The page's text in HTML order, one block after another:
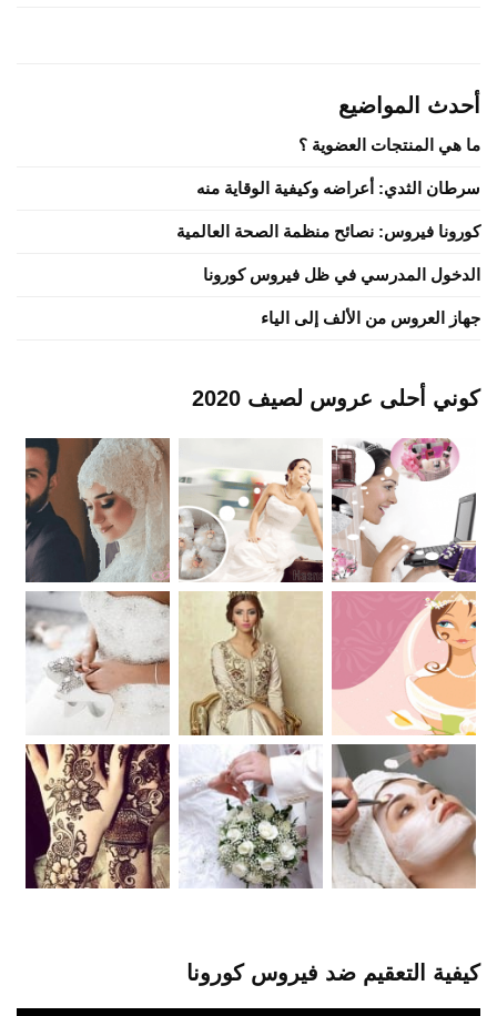
أحدث المواضيع
ما هي المنتجات العضوية ؟
سرطان الثدي: أعراضه وكيفية الوقاية منه
كورونا فيروس: نصائح منظمة الصحة العالمية
الدخول المدرسي في ظل فيروس كورونا
جهاز العروس من الألف إلى الياء
كوني أحلى عروس لصيف 2020
كيفية التعقيم ضد فيروس كورونا